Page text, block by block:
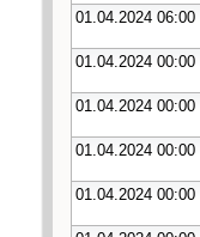
01.04.2024 06:00
01.04.2024 00:00
01.04.2024 00:00
01.04.2024 00:00
01.04.2024 00:00